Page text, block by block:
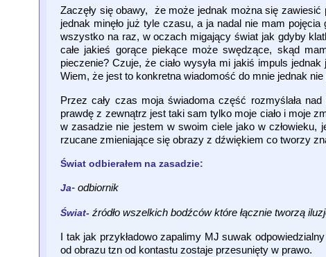
Zaczęły się obawy, że może jednak można się
jednak minęło już tyle czasu, a ja nadal nie mam
wszystko na raz, w oczach migający świat jak gdyby
całe jakieś gorące piekące może swędzące, skąd
pieczenie? Czuje, że ciało wysyła mi jakiś impuls
Wiem, że jest to konkretna wiadomość do mnie jednak
Przez cały czas moja świadoma część rozmyślała
prawdę z zewnątrz jest taki sam tylko moje ciało i moje
w zasadzie nie jestem w swoim ciele jako w człowieku,
rzucane zmieniające się obrazy z dźwiękiem co tworzy
Świat odbierałem na zasadzie:
Ja- odbiornik
Świat- źródło wszelkich bodźców które łącznie tworzą
I tak jak przykładowo zapalimy MJ suwak
od obrazu tzn od kontastu zostaje przesunięty w prawo.